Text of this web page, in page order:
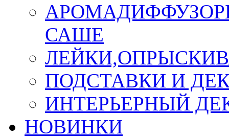
САШЕ
ПОДСТАВКИ И
ИНТЕРЬЕРНЫЙ
НОВИНКИ